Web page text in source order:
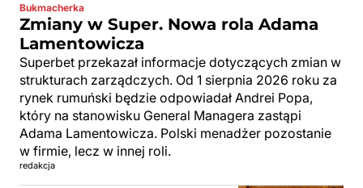
Bukmacherka
Zmiany w Super. Nowa rola Adama
Lamentowicza
Superbet przekazał informacje dotyczących zmian w
strukturach zarządczych. Od 1 sierpnia 2026 roku za
rynek rumuński będzie odpowiadał Andrei Popa,
który na stanowisku General Managera zastąpi
Adama Lamentowicza. Polski menadżer pozostanie
w firmie, lecz w innej roli.
redakcja